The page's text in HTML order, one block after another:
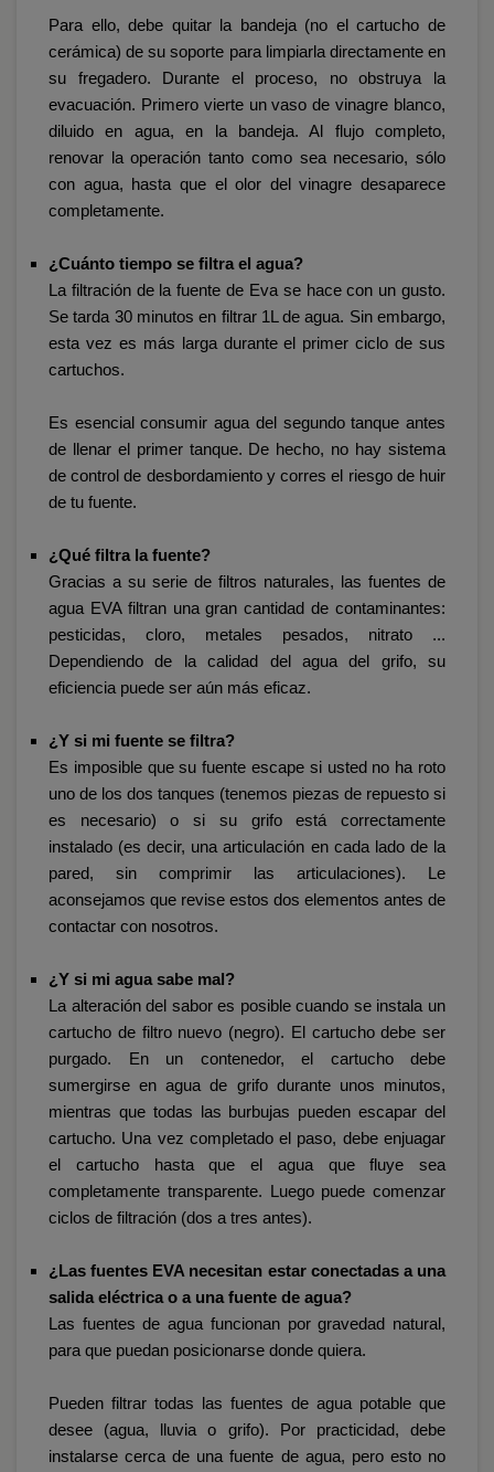
Para ello, debe quitar la bandeja (no el cartucho de
cerámica) de su soporte para limpiarla directamente en
su fregadero. Durante el proceso, no obstruya la
evacuación. Primero vierte un vaso de vinagre blanco,
diluido en agua, en la bandeja. Al flujo completo,
renovar la operación tanto como sea necesario, sólo
con agua, hasta que el olor del vinagre desaparece
completamente.
¿Cuánto tiempo se filtra el agua?
La filtración de la fuente de Eva se hace con un gusto.
Se tarda 30 minutos en filtrar 1L de agua. Sin embargo,
esta vez es más larga durante el primer ciclo de sus
cartuchos.
Es esencial consumir agua del segundo tanque antes
de llenar el primer tanque. De hecho, no hay sistema
de control de desbordamiento y corres el riesgo de huir
de tu fuente.
¿Qué filtra la fuente?
Gracias a su serie de filtros naturales, las fuentes de
agua EVA filtran una gran cantidad de contaminantes:
pesticidas, cloro, metales pesados, nitrato ...
Dependiendo de la calidad del agua del grifo, su
eficiencia puede ser aún más eficaz.
¿Y si mi fuente se filtra?
Es imposible que su fuente escape si usted no ha roto
uno de los dos tanques (tenemos piezas de repuesto si
es necesario) o si su grifo está correctamente
instalado (es decir, una articulación en cada lado de la
pared, sin comprimir las articulaciones). Le
aconsejamos que revise estos dos elementos antes de
contactar con nosotros.
¿Y si mi agua sabe mal?
La alteración del sabor es posible cuando se instala un
cartucho de filtro nuevo (negro). El cartucho debe ser
purgado. En un contenedor, el cartucho debe
sumergirse en agua de grifo durante unos minutos,
mientras que todas las burbujas pueden escapar del
cartucho. Una vez completado el paso, debe enjuagar
el cartucho hasta que el agua que fluye sea
completamente transparente. Luego puede comenzar
ciclos de filtración (dos a tres antes).
¿Las fuentes EVA necesitan estar conectadas a una
salida eléctrica o a una fuente de agua?
Las fuentes de agua funcionan por gravedad natural,
para que puedan posicionarse donde quiera.
Pueden filtrar todas las fuentes de agua potable que
desee (agua, lluvia o grifo). Por practicidad, debe
instalarse cerca de una fuente de agua, pero esto no